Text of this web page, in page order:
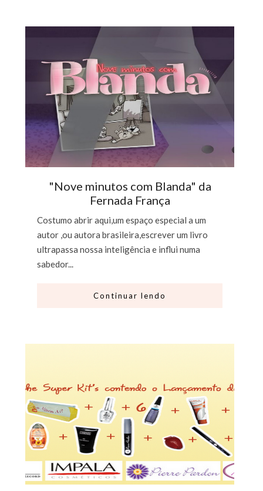
"Nove minutos com Blanda" da
Fernada França
Costumo abrir aqui,um espaço especial a um
autor ,ou autora brasileira,escrever um livro
ultrapassa nossa inteligência e influi numa
sabedor...
Continuar lendo